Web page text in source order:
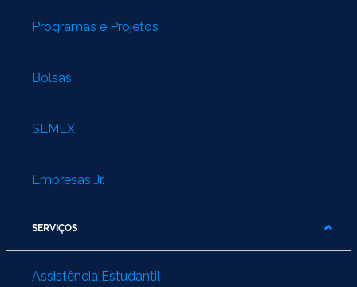
Programas e Projetos
Bolsas
SEMEX
Empresas Jr.
SERVIÇOS
Assistência Estudantil